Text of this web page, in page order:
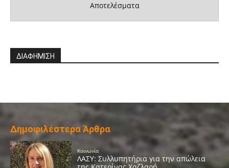
Αποτελέσματα
ΔΙΑΦΗΜΙΣΗ
Δημοφιλέστερα Άρθρα